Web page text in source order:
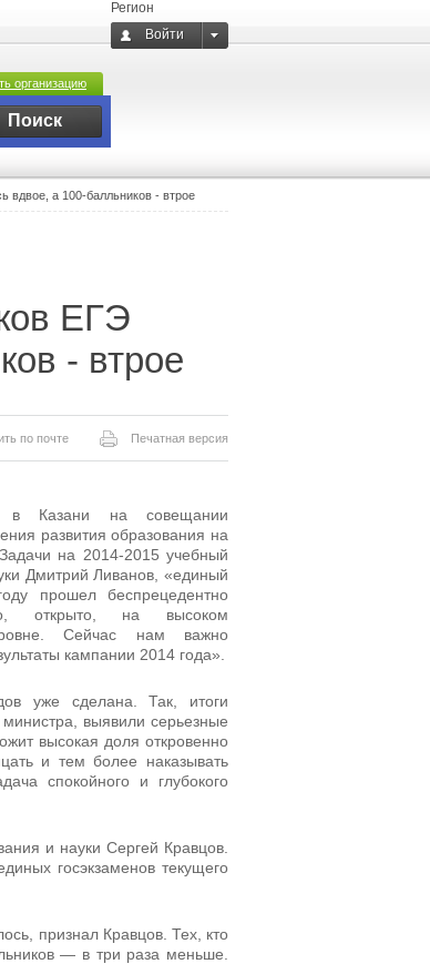
Регион
Войти
организацию
Поиск
вдвое, а 100-балльников - втрое
ЕГЭ
- втрое
Печатная версия
по почте
в Казани на совещании
развития образования на
на 2014-2015 учебный
Дмитрий Ливанов, «единый
прошел беспрецедентно
открыто, на высоком
Сейчас нам важно
кампании 2014 года».
уже сделана. Так, итоги
выявили серьезные
высокая доля откровенно
и тем более наказывать
спокойного и глубокого
и науки Сергей Кравцов.
госэкзаменов текущего
признал Кравцов. Тех, кто
— в три раза меньше.